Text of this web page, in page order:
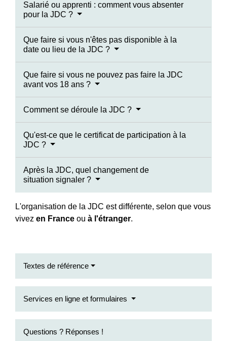
Salarié ou apprenti : comment vous absenter
pour la JDC ?
Que faire si vous n'êtes pas disponible à la
date ou lieu de la JDC ?
Que faire si vous ne pouvez pas faire la JDC
avant vos 18 ans ?
Comment se déroule la JDC ?
Qu'est-ce que le certificat de participation à la
JDC ?
Après la JDC, quel changement de
situation signaler ?
L'organisation de la JDC est différente, selon que vous
vivez en France ou à l'étranger.
Textes de référence
Services en ligne et formulaires
Questions ? Réponses !